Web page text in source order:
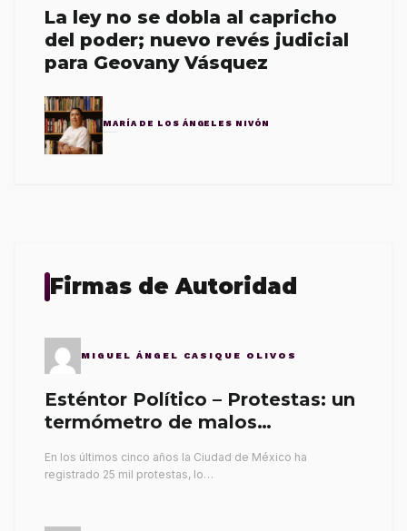
La ley no se dobla al capricho
del poder; nuevo revés judicial
para Geovany Vásquez
MARÍA DE LOS ÁNGELES NIVÓN
Firmas de Autoridad
MIGUEL ÁNGEL CASIQUE OLIVOS
Esténtor Político – Protestas: un
termómetro de malos
En los últimos cinco años la Ciudad de México ha
registrado 25 mil protestas, lo…